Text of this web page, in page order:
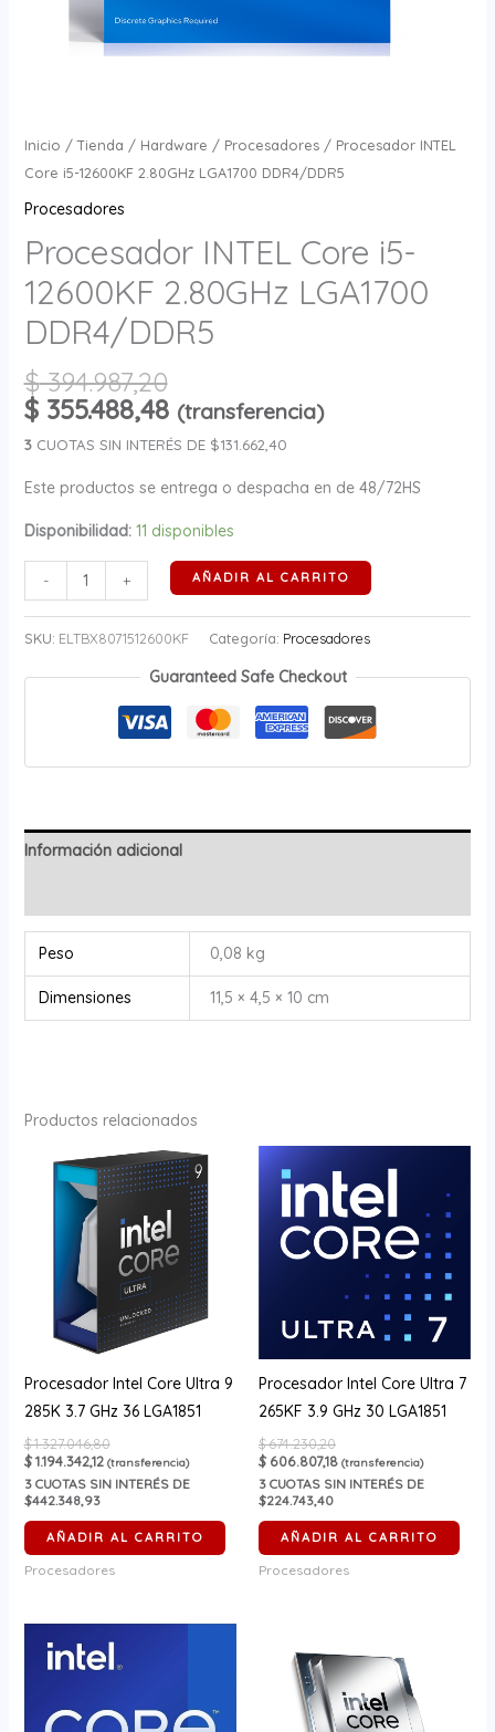
Inicio /Tienda / Hardware / Procesadores/ Procesador INTEL
Core i5-12600KF 2.80GHz LGA1700 DDR4/DDR5
Procesadores
Procesador INTEL Core i5-
12600KF 2.80GHz LGA1700
DDR4/DDR5
$394.987,20
$355.488,48 (transferencia)
3CUOTAS SIN INTERÉS DE $131.662,40
Este productos se entrega o despacha en de 48/72HS
Disponibilidad: 11 disponibles
- + AÑADIR AL CARRITO
SKU: ELTBX8071512600KF Categoría: Procesadores
Guaranteed Safe Checkout
Información adicional
Peso 0,08 kg
Dimensiones 11,5 × 4,5 × 10 cm
Productos relacionados
Procesador Intel Core Ultra 9
285K 3.7 GHz 36 LGA1851
$1.327.046,80
$1.194.342,12 (transferencia)
3CUOTAS SIN INTERÉS DE
$442.348,93
AÑADIR AL CARRITO
Procesadores
Procesador Intel Core Ultra 7
265KF 3.9 GHz 30 LGA1851
$674.230,20
$ 606.807,18 (transferencia)
3 CUOTAS SIN INTERÉS DE
$224.743,40
AÑADIR AL CARRITO
Procesadores